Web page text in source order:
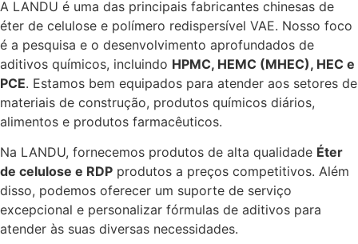
A LANDU é uma das principais fabricantes chinesas de
éter de celulose e polímero redispersível VAE. Nosso foco
é a pesquisa e o desenvolvimento aprofundados de
aditivos químicos, incluindo HPMC, HEMC (MHEC), HEC e
PCE. Estamos bem equipados para atender aos setores de
materiais de construção, produtos químicos diários,
alimentos e produtos farmacêuticos.
Na LANDU, fornecemos produtos de alta qualidade Éter
de celulose e RDP produtos a preços competitivos. Além
disso, podemos oferecer um suporte de serviço
excepcional e personalizar fórmulas de aditivos para
atender às suas diversas necessidades.